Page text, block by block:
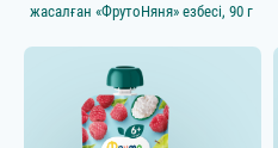
жасалған «ФрутоНяня» езбесі, 90 г